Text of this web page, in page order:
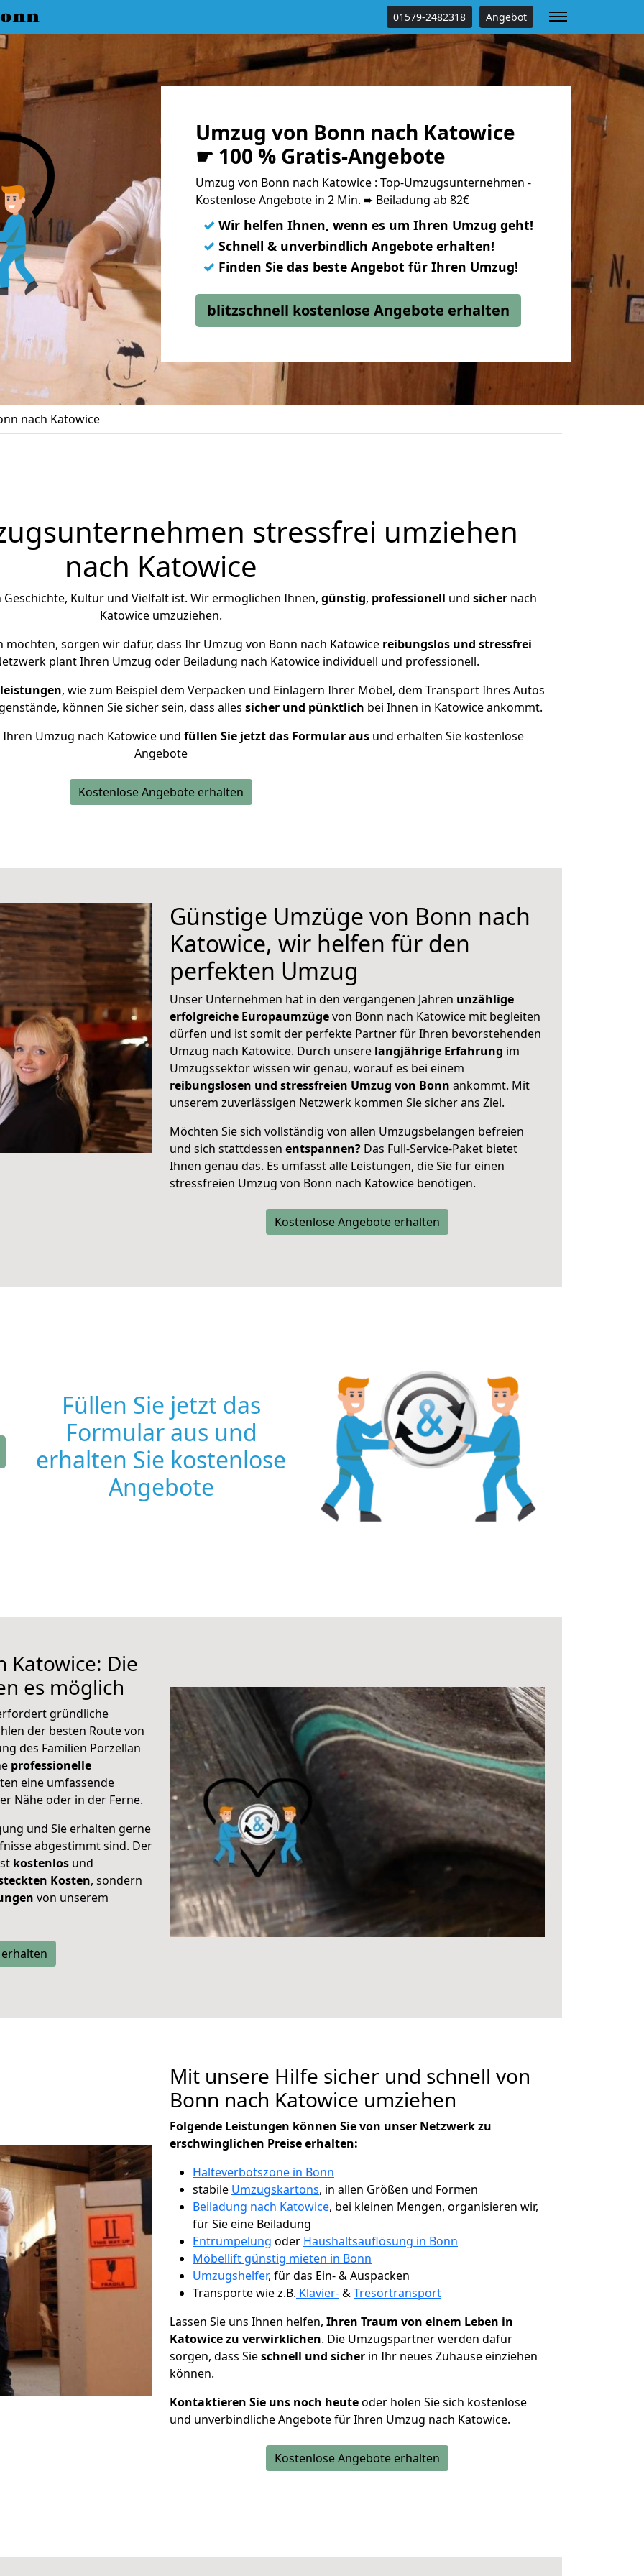
01579-2482318 Angebot
Umzug von Bonn nach Katowice
☛ 100 % Gratis-Angebote
Umzug von Bonn nach Katowice : Top-Umzugsunternehmen -
Kostenlose Angebote in 2 Min. ➨ Beiladung ab 82€
✓ Wir helfen Ihnen, wenn es um Ihren Umzug geht!
✓ Schnell & unverbindlich Angebote erhalten!
✓ Finden Sie das beste Angebot für Ihren Umzug!
blitzschnell kostenlose Angebote erhalten
nach Katowice
stressfrei umziehen
nach Katowice
Kultur und Vielfalt ist. Wir ermöglichen Ihnen, günstig, professionell und sichernach
Katowice umzuziehen.
möchten, sorgen wir dafür, dass Ihr Umzug von Bonn nach Katowice reibungslos und stressfrei
plant Ihren Umzug oder Beiladung nach Katowice individuell und professionell.
, wie zum Beispiel dem Verpacken und Einlagern Ihrer Möbel, dem Transport Ihres Autos
können Sie sicher sein, dass alles sicher und pünktlich bei Ihnen in Katowice ankommt.
Umzug nach Katowice und füllen Sie jetzt das Formular ausund erhalten Sie kostenlose
Angebote
Kostenlose Angebote erhalten
Günstige Umzüge von Bonn nach
Katowice, wir helfen für den
perfekten Umzug
Unser Unternehmen hat in den vergangenen Jahren unzählige
erfolgreiche Europaumzügevon Bonn nach Katowice mit begleiten
dürfen und ist somit der perfekte Partner für Ihren bevorstehenden
Umzug nach Katowice. Durch unsere langjährige Erfahrung im
Umzugssektor wissen wir genau, worauf es bei einem
reibungslosen und stressfreien Umzug von Bonn ankommt. Mit
unserem zuverlässigen Netzwerk kommen Sie sicher ans Ziel.
Möchten Sie sich vollständig von allen Umzugsbelangen befreien
und sich stattdessen entspannen? Das Full-Service-Paket bietet
Ihnen genau das. Es umfasst alle Leistungen, die Sie für einen
stressfreien Umzug von Bonn nach Katowice benötigen.
Kostenlose Angebote erhalten
Füllen Sie jetzt das
Formular aus und
erhalten Sie kostenlose
Angebote
Katowice: Die
es möglich
gründliche
der besten Route von
des Familien Porzellan
professionelle
eine umfassende
Nähe oder in der Ferne.
und Sie erhalten gerne
abgestimmt sind. Der
kostenlos und
Kosten, sondern
von unserem
Mit unsere Hilfe sicher und schnell von
Bonn nach Katowice umziehen
Folgende Leistungen können Sie von unser Netzwerk zu
erschwinglichen Preise erhalten:
Halteverbotszone in Bonn
stabile Umzugskartons, in allen Größen und Formen
Beiladung nach Katowice, bei kleinen Mengen, organisieren wir,
für Sie eine Beiladung
Entrümpelung oder Haushaltsauflösung in Bonn
Möbellift günstig mieten in Bonn
Umzugshelfer, für das Ein- & Auspacken
Transporte wie z.B. Klavier-&Tresortransport
Lassen Sie uns Ihnen helfen, Ihren Traum von einem Leben in
Katowice zu verwirklichen. Die Umzugspartner werden dafür
sorgen, dass Sieschnell und sicher in Ihr neues Zuhause einziehen
können.
Kontaktieren Sie uns noch heuteoder holen Sie sich kostenlose
und unverbindliche Angebote für Ihren Umzug nach Katowice.
Kostenlose Angebote erhalten